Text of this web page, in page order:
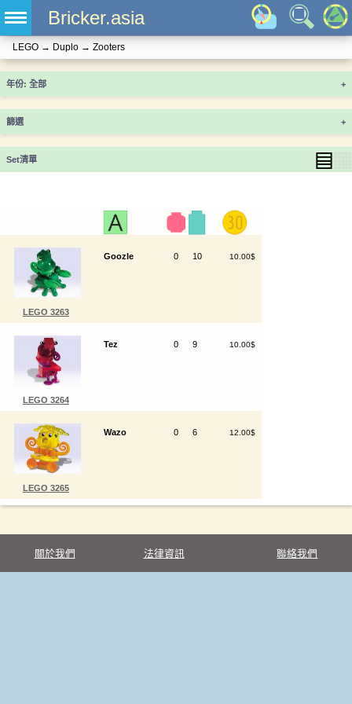
Bricker.asia
LEGO → Duplo → Zooters
年份 +
篩選 +
Set清單 ▤
LEGO 3263
Goozle 0 10 10.00$
LEGO 3264
Tez 0 9 10.00$
LEGO 3265
Wazo 0 6 12.00$
關於我們 法律資訊 聯絡我們